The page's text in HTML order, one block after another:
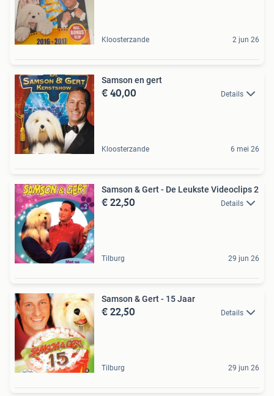
Kloosterzande 2 jun 26
Samson en gert
€ 40,00 Details
Kloosterzande 6 mei 26
Samson & Gert - De Leukste Videoclips 2
€ 22,50 Details
Tilburg 29 jun 26
Samson & Gert - 15 Jaar
€ 22,50 Details
Tilburg 29 jun 26